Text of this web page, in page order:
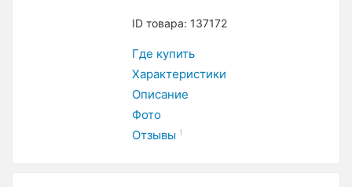
ID товара: 137172
Где купить
Характеристики
Описание
Фото
Отзывы 1